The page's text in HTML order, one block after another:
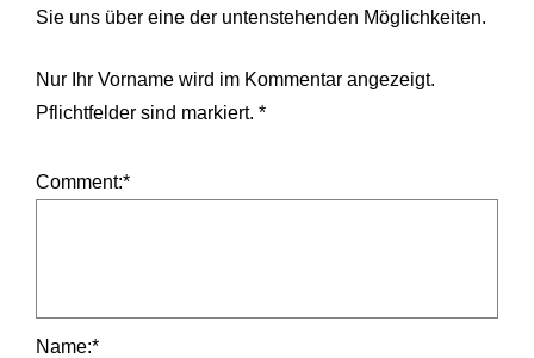
Sie uns über eine der untenstehenden Möglichkeiten.
Nur Ihr Vorname wird im Kommentar angezeigt.
Pflichtfelder sind markiert. *
Comment:*
Name:*